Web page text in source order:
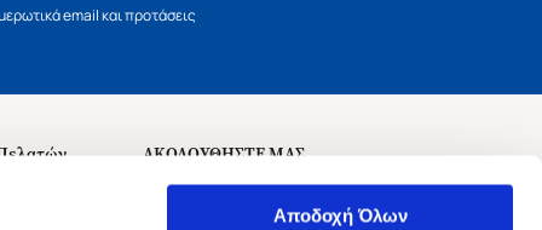
Αποδοχή Όλων
email και προτάσεις
ΑΚΟΛΟΥΘΗΣΤΕ ΜΑΣ